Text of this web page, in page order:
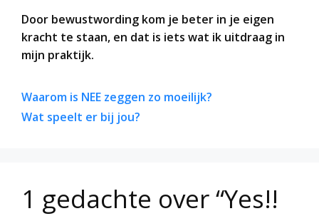
Door bewustwording kom je beter in je eigen
kracht te staan, en dat is iets wat ik uitdraag in
mijn praktijk.
Waarom is NEE zeggen zo moeilijk?
Wat speelt er bij jou?
1 gedachte over “Yes!!